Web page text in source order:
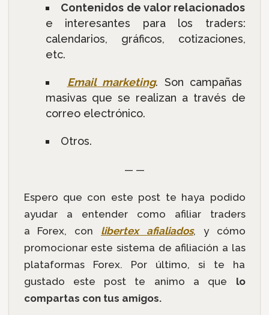
Contenidos de valor relacionados
e interesantes para los traders:
calendarios, gráficos, cotizaciones,
etc.
Email marketing. Son campañas
masivas que se realizan a través de
correo electrónico.
Otros.
— —
Espero que con este post te haya podido
ayudar a entender como afiliar traders
a Forex, con libertex afialiados, y cómo
promocionar este sistema de afiliación a las
plataformas Forex. Por último, si te ha
gustado este post te animo a que lo
compartas con tus amigos.